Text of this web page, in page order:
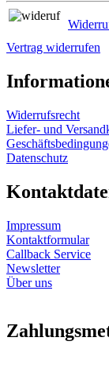
Vertrag widerrufen
Widerrufsrecht
Liefer- und
Datenschutz
Impressum
Kontaktformular
Callback Service
Newsletter
Über uns